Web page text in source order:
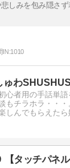
しみを包み隠さ
IN:1010
ゅわ
心者用の手話単語
もチラホラ・・
しんでもらえた
タッチパネル